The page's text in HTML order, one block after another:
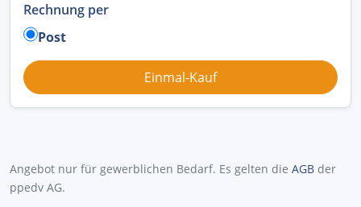
Rechnung per
Post
Angebot nur für gewerblichen Bedarf. Es gelten die AGB der
ppedv AG.